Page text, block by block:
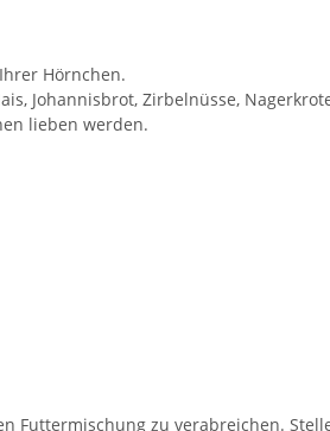
Hörnchen.
Johannisbrot, Zirbelnüsse,
lieben werden.
Futtermischung zu verabreichen.